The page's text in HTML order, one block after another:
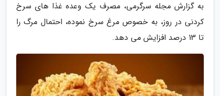
به گزارش مجله سرگرمی، مصرف یک وعده غذا های سرخ
کردنی در روز، به خصوص مرغ سرخ نموده، احتمال مرگ را
تا 13 درصد افزایش می دهد.